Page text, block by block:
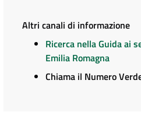
Altri canali di informazione
Ricerca nella Guida ai
Emilia Romagna
Chiama il Numero